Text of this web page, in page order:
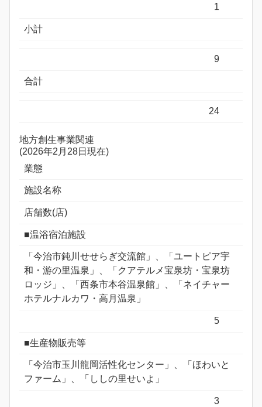
1
小計
9
合計
24
地方創生事業関連
(2026年2月28日現在)
業態
施設名称
店舗数(店)
■温浴宿泊施設
「今治市鈍川せせらぎ交流館」、「ユートピア宇
和・游の里温泉」、「クアテルメ宝泉坊・宝泉坊
ロッジ」、「西条市本谷温泉館」、「ネイチャー
ホテルナルカワ・高月温泉」
5
■生産物販売等
「今治市玉川龍岡活性化センター」、「ほわいと
ファーム」、「ししの里せいよ」
3